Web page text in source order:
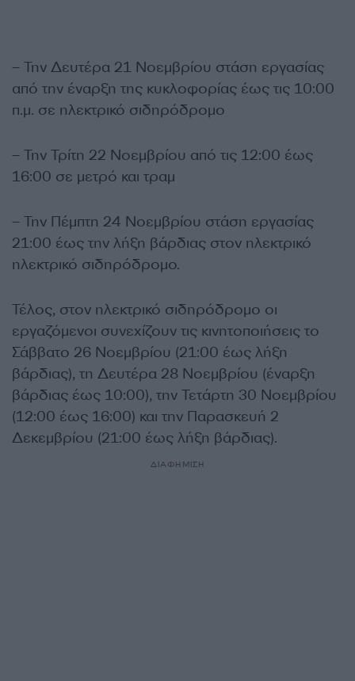
– Την Δευτέρα 21 Νοεμβρίου στάση εργασίας
από την έναρξη της κυκλοφορίας έως τις 10:00
π.μ. σε ηλεκτρικό σιδηρόδρομο
– Την Τρίτη 22 Νοεμβρίου από τις 12:00 έως
16:00 σε μετρό και τραμ
– Την Πέμπτη 24 Νοεμβρίου στάση εργασίας
21:00 έως την λήξη βάρδιας στον ηλεκτρικό
ηλεκτρικό σιδηρόδρομο.
Τέλος, στον ηλεκτρικό σιδηρόδρομο οι
εργαζόμενοι συνεχίζουν τις κινητοποιήσεις το
Σάββατο 26 Νοεμβρίου (21:00 έως λήξη
βάρδιας), τη Δευτέρα 28 Νοεμβρίου (έναρξη
βάρδιας έως 10:00), την Τετάρτη 30 Νοεμβρίου
(12:00 έως 16:00) και την Παρασκευή 2
Δεκεμβρίου (21:00 έως λήξη βάρδιας).
ΔΙΑΦΗΜΙΣΗ